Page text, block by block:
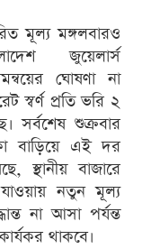
মূল্য মঙ্গলবারও
জুয়েলার্স
ঘোষণা না
স্বর্ণ প্রতি ভরি ২
সর্বশেষ শুক্রবার
বাড়িয়ে এই দর
স্থানীয় বাজারে
যাওয়ায় নতুন মূল্য
না আসা পর্যন্ত
থাকবে।